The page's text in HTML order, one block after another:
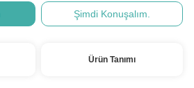
Şimdi Konuşalım.
Ürün Tanımı